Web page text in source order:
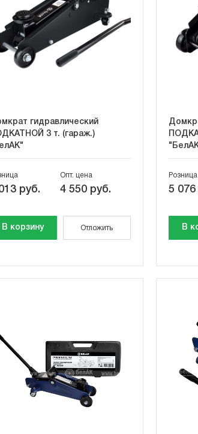
гидравлический
3 т. (гараж.)
руб.
Опт. цена
4 550 руб.
В корзину Отложить
Розница
5 076
В